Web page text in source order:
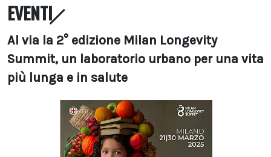
EVENTI
Al via la 2° edizione Milan Longevity
Summit, un laboratorio urbano per una vita
più lunga e in salute